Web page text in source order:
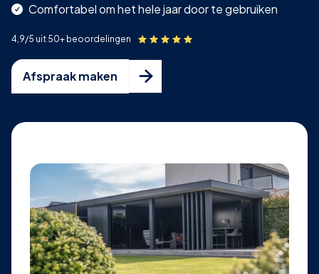
Comfortabel om het hele jaar door te gebruiken
4,9/5 uit 50+ beoordelingen
Afspraak maken 